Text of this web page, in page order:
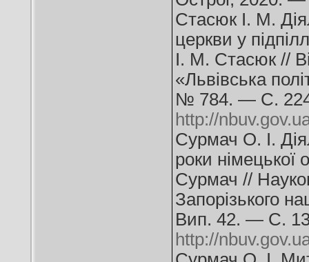
Стасюк І. М.
церкви у
І. М. Стасюк //
«Львівська
№ 784. — С.
http://
Сурмач О. І.
роки німецької
Сурмач //
Запорізького
Вип. 42. — С.
http://